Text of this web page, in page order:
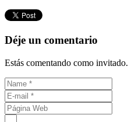
Déje un comentario
Estás comentando como invitado.